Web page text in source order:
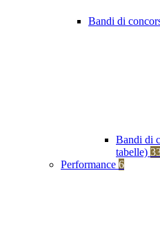
Bandi di
Bandi di
tabelle)
Performance 6